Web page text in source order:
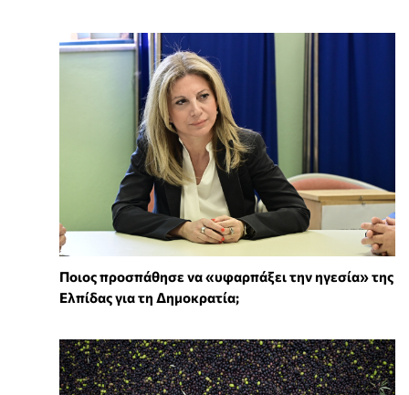
Ποιος προσπάθησε να «υφαρπάξει την ηγεσία» της
Ελπίδας για τη Δημοκρατία;